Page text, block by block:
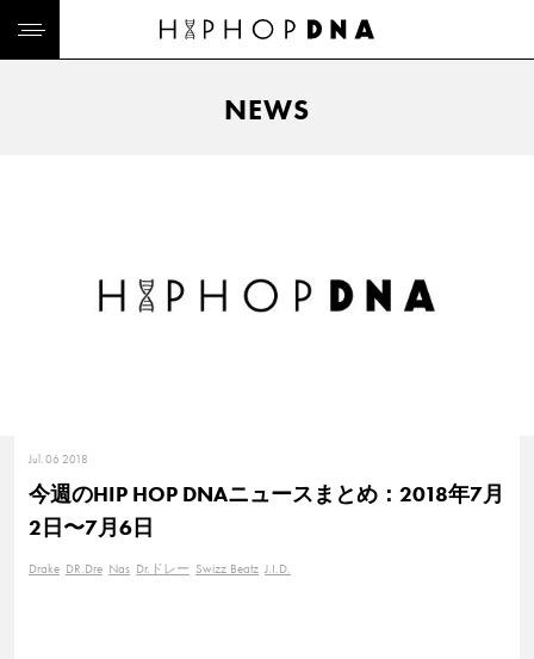
NEWS
Jul. 06 2018
今週のHIP HOP DNAニュースまとめ：2018年7月
2日〜7月6日
Drake DR.Dre Nas Dr.ドレー Swizz Beatz J.I.D.